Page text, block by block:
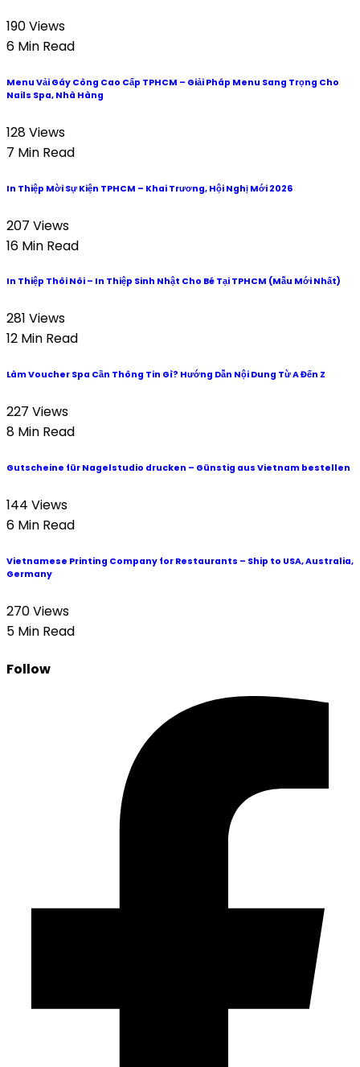
190 Views
6 Min Read
Menu Vải Gáy Còng Cao Cấp TPHCM – Giải Pháp Menu Sang Trọng Cho
Nails Spa, Nhà Hàng
128 Views
7 Min Read
In Thiệp Mời Sự Kiện TPHCM – Khai Trương, Hội Nghị Mới 2026
207 Views
16 Min Read
In Thiệp Thôi Nôi – In Thiệp Sinh Nhật Cho Bé Tại TPHCM (Mẫu Mới Nhất)
281 Views
12 Min Read
Làm Voucher Spa Cần Thông Tin Gì? Hướng Dẫn Nội Dung Từ A Đến Z
227 Views
8 Min Read
Gutscheine für Nagelstudio drucken – Günstig aus Vietnam bestellen
144 Views
6 Min Read
Vietnamese Printing Company for Restaurants – Ship to USA, Australia,
Germany
270 Views
5 Min Read
Follow